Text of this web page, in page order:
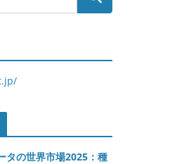
タの世界市場2025：種